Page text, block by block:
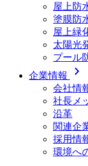
屋上防
塗膜防
屋上緑
太陽光
プール
企業情報
chevron_right
会社情
社長メ
沿革
関連企
採用情
環境へ